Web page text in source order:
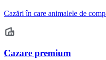
Cazări în care animalele de
Cazare premium